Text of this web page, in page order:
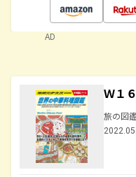
AD
Ｗ１
旅の図